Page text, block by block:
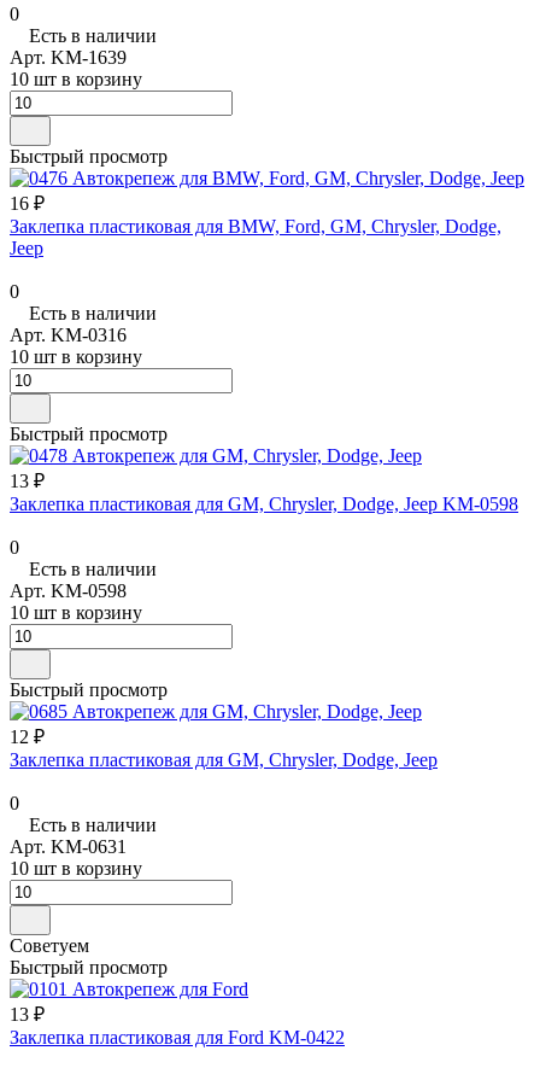
0
Есть в наличии
Арт. KM-1639
10 шт в корзину
Быстрый просмотр
16 ₽
Заклепка пластиковая для BMW, Ford, GM, Chrysler, Dodge,
Jeep
0
Есть в наличии
Арт. KM-0316
10 шт в корзину
Быстрый просмотр
13 ₽
Заклепка пластиковая для GM, Chrysler, Dodge, Jeep KM-0598
0
Есть в наличии
Арт. KM-0598
10 шт в корзину
Быстрый просмотр
12 ₽
Заклепка пластиковая для GM, Chrysler, Dodge, Jeep
0
Есть в наличии
Арт. KM-0631
10 шт в корзину
Советуем
Быстрый просмотр
13 ₽
Заклепка пластиковая для Ford KM-0422